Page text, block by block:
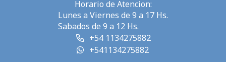
Horario de Atencion:
Lunes a Viernes de 9 a 17 Hs.
Sabados de 9 a 12 Hs.
+54 1134275882
+541134275882